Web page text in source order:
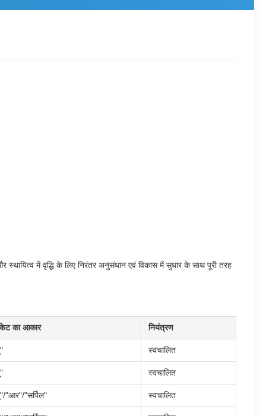
स्थायित्व में वृद्धि के लिए निरंतर अनुसंधान एवं विकास में सुधार के साथ पूरी तरह
का आकार नियंत्रण
स्वचालित
स्वचालित
"आर"/"सर्पिल" स्वचालित